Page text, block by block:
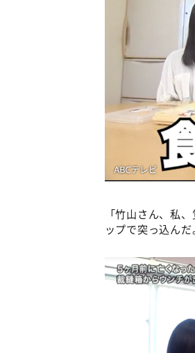
「竹山さん、私
ップで突っ込んだ